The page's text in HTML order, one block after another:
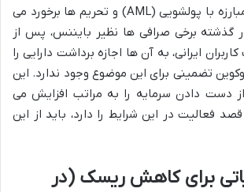
موارد نقض قوانین مبارزه با پولشویی (AML) و تحریم ها برخورد می
گذشته برخی صرافی ها نظیر بایننس، پس از
ایرانی، به آن ها اجازه برداشت دارایی را
تضمینی برای این موضوع وجود ندارد. این
دست دادن سرمایه را به مراتب افزایش می
فعالیت در این شرایط را دارد، باید از این
برای کاهش ریسک (در